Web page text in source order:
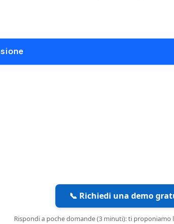
di formazione
📞 Richiedi una demo
Rispondi a poche domande (3 minuti): ti proponiamo